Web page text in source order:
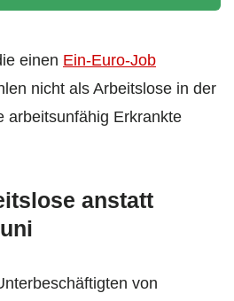
einen Ein-Euro-Job
nicht als Arbeitslose in der
arbeitsunfähig Erkrankte
anstatt
von